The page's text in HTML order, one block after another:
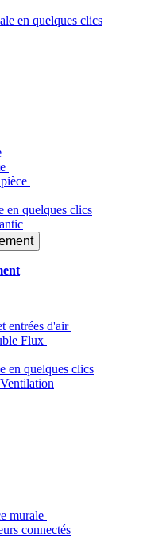
en quelques clics
en quelques clics
entrées d'air
Flux
en quelques clics
murale
connectés